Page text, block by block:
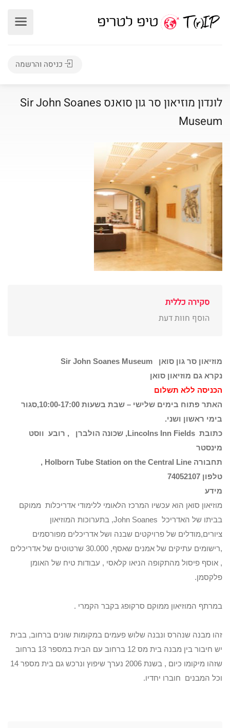
כניסה והרשמה
לונדון מוזיאון סר גון סואנס Sir John Soanes
Museum
סקירה כללית
הוסף חוות דעת
מוזיאון סר גון סואן
Sir John Soanes Museum
נקרא גם מוזיאון סואן
הכניסה ללא תשלום
האתר פתוח בימים שלישי – שבת בשעות 10:00-17:00,סגור
בימי ראשון ושני.
כתובת Lincolns Inn Fields, שכונה הולברן , רובע
ווסט
מינסטר
תחבורה Holborn Tube Station on the Central Line ,
טלפון 74052107
מידע
מוזיאון סואן הוא עכשיו המרכז הלאומי ללימודי אדריכלות ממוקם
בביתו של האדריכל John Soanes, בתערוכות המוזיאון
ציורים,מודלים של פרויקטים שבנה ושל אדריכלים מפורסמים
,רישומים עתיקים של אמנים שאסף, 30.000 שרטוטים של אדריכלים
, אוסף פיסול מהתקופה הניאו קלאסי , עבודות טיח של האומן
פלקסמן.
במרתף המוזיאון ממוקם סרקופג בקבר הקמרי .
זהו מבנה שנהרס ונבנה שלוש פעמים במקומות שונים ברחוב, בבית
יש חיבור בין מבנה בית מס 12 ברחוב עם הבית במספר 13 ברחוב
שזהו מיקומו כיום , בשנת 2006 נערך שיפוץ ונרכש גם בית מספר 14
וכל המבנים חוברו יחדיו.